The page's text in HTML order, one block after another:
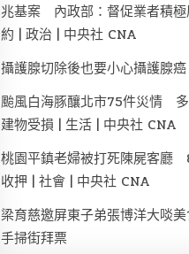
兆基案 內政部：督促業者積極
約 | 政治 | 中央社 CNA
攝護腺切除後也要小心攝護腺癌
颱風白海豚釀北市75件災情 多
建物受損 | 生活 | 中央社 CNA
桃園平鎮老婦被打死陳屍客廳
收押 | 社會 | 中央社 CNA
梁育慈邀屏東子弟張博洋大啖
手掃街拜票